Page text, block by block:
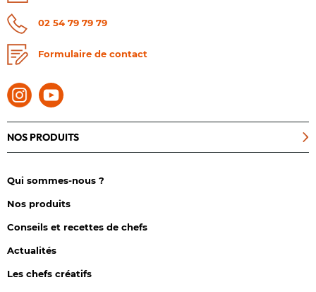
02 54 79 79 79
Formulaire de contact
NOS PRODUITS
Qui sommes-nous ?
Nos produits
Conseils et recettes de chefs
Actualités
Les chefs créatifs